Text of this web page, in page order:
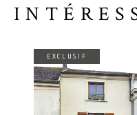
EXCLUSIF